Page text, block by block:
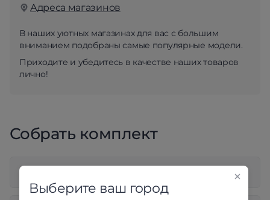
Адреса магазинов
В наших уютных магазинах для вас с большим
вниманием подобраны самые популярные модели.
Приходите и убедитесь в качестве наших товаров
лично!
Собрать комплект
Выберите ваш город